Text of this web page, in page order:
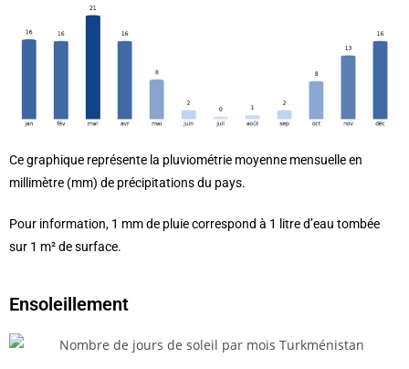
Ce graphique représente la pluviométrie moyenne mensuelle en
millimètre (mm) de précipitations du pays.
Pour information, 1 mm de pluie correspond à 1 litre d’eau tombée
sur 1 m² de surface.
Ensoleillement